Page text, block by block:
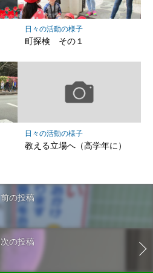
日々の活動の様子
町探検 その１
日々の活動の様子
教える立場へ（高学年に）
前の投稿
次の投稿